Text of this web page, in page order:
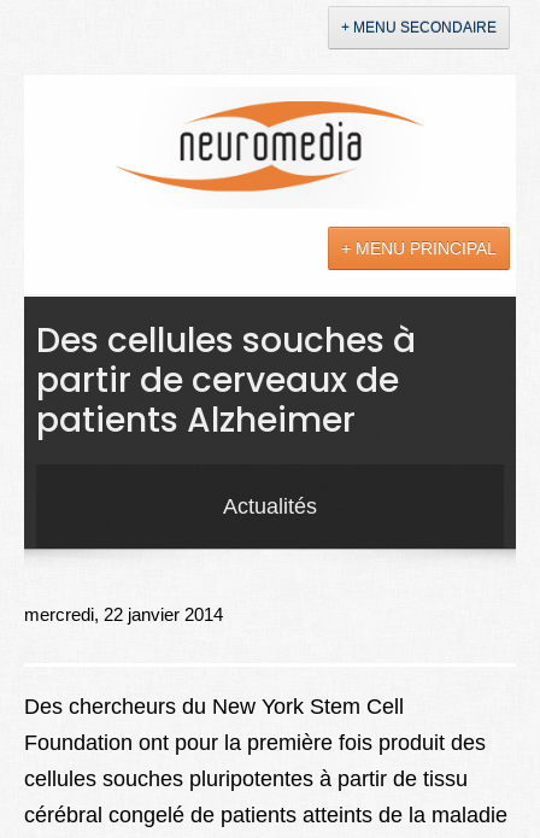
+ MENU SECONDAIRE
+ MENU PRINCIPAL
Actualités
Sciences
Maladies
Better Health
Des cellules souches à
partir de cerveaux de
patients Alzheimer
Actualités
mercredi, 22 janvier 2014
Des chercheurs du New York Stem Cell
Foundation ont pour la première fois produit des
cellules souches pluripotentes à partir de tissu
cérébral congelé de patients atteints de la maladie